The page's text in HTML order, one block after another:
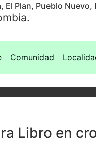
El Plan, Pueblo
Comunidad
Libro en